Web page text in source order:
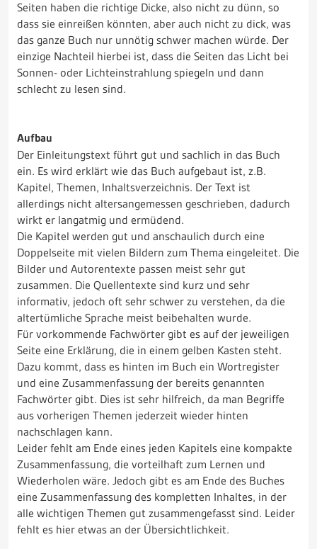
Seiten haben die richtige Dicke, also nicht zu dünn, so
dass sie einreißen könnten, aber auch nicht zu dick, was
das ganze Buch nur unnötig schwer machen würde. Der
einzige Nachteil hierbei ist, dass die Seiten das Licht bei
Sonnen- oder Lichteinstrahlung spiegeln und dann
schlecht zu lesen sind.
Aufbau
Der Einleitungstext führt gut und sachlich in das Buch
ein. Es wird erklärt wie das Buch aufgebaut ist, z.B.
Kapitel, Themen, Inhaltsverzeichnis. Der Text ist
allerdings nicht altersangemessen geschrieben, dadurch
wirkt er langatmig und ermüdend.
Die Kapitel werden gut und anschaulich durch eine
Doppelseite mit vielen Bildern zum Thema eingeleitet. Die
Bilder und Autorentexte passen meist sehr gut
zusammen. Die Quellentexte sind kurz und sehr
informativ, jedoch oft sehr schwer zu verstehen, da die
altertümliche Sprache meist beibehalten wurde.
Für vorkommende Fachwörter gibt es auf der jeweiligen
Seite eine Erklärung, die in einem gelben Kasten steht.
Dazu kommt, dass es hinten im Buch ein Wortregister
und eine Zusammenfassung der bereits genannten
Fachwörter gibt. Dies ist sehr hilfreich, da man Begriffe
aus vorherigen Themen jederzeit wieder hinten
nachschlagen kann.
Leider fehlt am Ende eines jeden Kapitels eine kompakte
Zusammenfassung, die vorteilhaft zum Lernen und
Wiederholen wäre. Jedoch gibt es am Ende des Buches
eine Zusammenfassung des kompletten Inhaltes, in der
alle wichtigen Themen gut zusammengefasst sind. Leider
fehlt es hier etwas an der Übersichtlichkeit.